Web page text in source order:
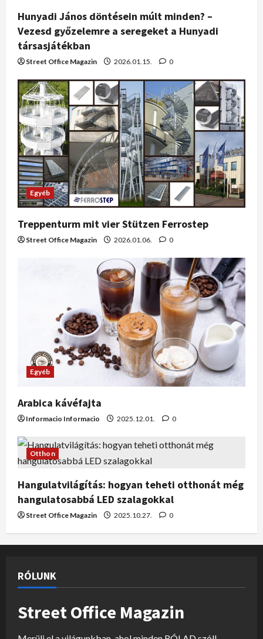
Hunyadi János döntésein múlt minden? –
Vezesd győzelemre a seregeket a Hunyadi
társasjátékban
Street Office Magazin 2026.01.15. 0
Egyéb
Treppenturm mit vier Stützen Ferrostep
Street Office Magazin 2026.01.06. 0
Egyéb
Arabica kávéfajta
Informacio Informacio 2025.12.01. 0
Otthon
Hangulatvilágítás: hogyan teheti otthonát még
hangulatosabbá LED szalagokkal
Street Office Magazin 2025.10.27. 0
RÓLUNK
Street Office Magazin